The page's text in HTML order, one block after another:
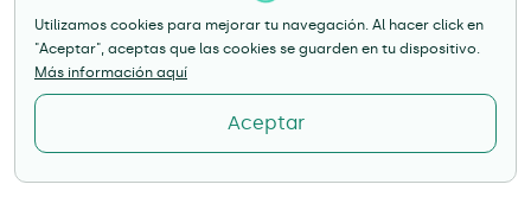
Utilizamos cookies para mejorar tu navegación. Al hacer click en
"Aceptar", aceptas que las cookies se guarden en tu dispositivo.
Más información aquí
Aceptar